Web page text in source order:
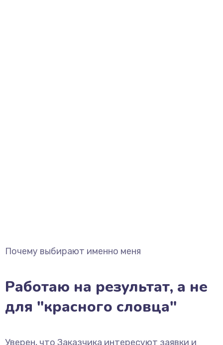
Почему выбирают именно меня
Работаю на результат, а не
для "красного словца"
Уверен, что Заказчика интересуют заявки и